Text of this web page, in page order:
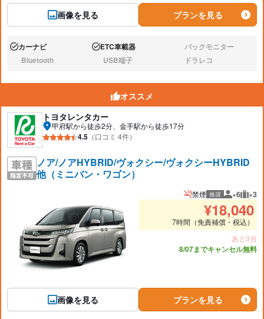
画像を見る プランを見る
あり:カーナビ あり:ETC車載器 なし:バックモニター
なし:Bluetooth なし:USB端子 なし:ドラレコ
オススメ
トヨタレンタカー
甲府駅から徒歩2分、金手駅から徒歩17分
4.5 （口コミ 4件）
ノア/ノアHYBRID/ヴォクシー/ヴォクシーHYBRID
他（ミニバン・ワゴン）
画像を見る
禁煙 推奨 推奨人数
×6 推奨
×3
¥18,040
7時間（免責補償・税込）
あと3台
8/07までキャンセル無料
プランを見る